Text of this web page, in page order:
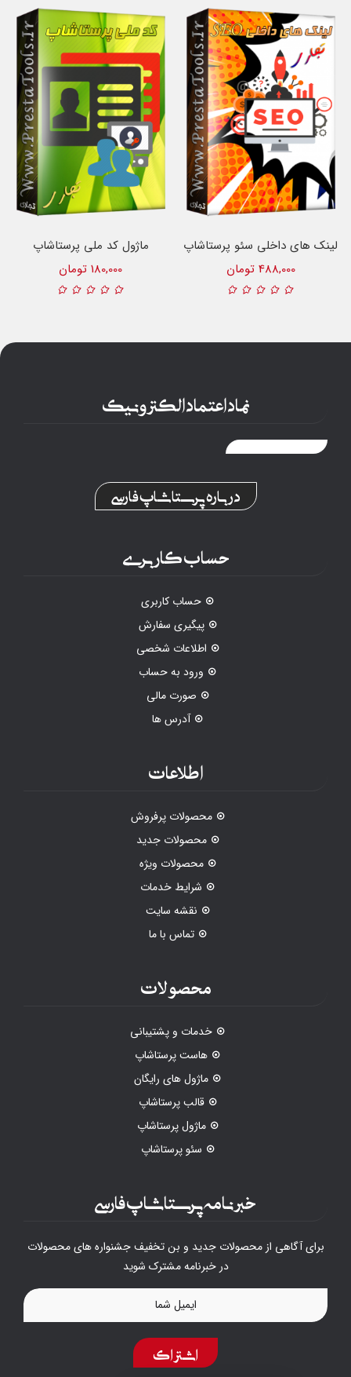
ماژول کد ملی پرستاشاپ
180,000 تومان
لینک های داخلی سئو پرستاشاپ
488,000 تومان
نماد اعتماد الکترونیک
درباره پرستاشاپ فارسی
حساب کاربری
حساب کاربری
پیگیری سفارش
اطلاعات شخصی
ورود به حساب
صورت مالی
آدرس ها
اطلاعات
محصولات پرفروش
محصولات جدید
محصولات ویژه
شرایط خدمات
نقشه سایت
تماس با ما
محصولات
خدمات و پشتیبانی
هاست پرستاشاپ
ماژول های رایگان
قالب پرستاشاپ
ماژول پرستاشاپ
سئو پرستاشاپ
خبرنامه پرستاشاپ فارسی
برای آگاهی از محصولات جدید و بن تخفیف جشنواره های محصولات
در خبرنامه مشترک شوید
اشتراک